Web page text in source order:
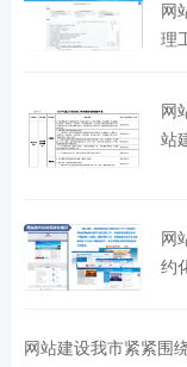
网
理
网
站
网
约
网站建设我市紧紧围